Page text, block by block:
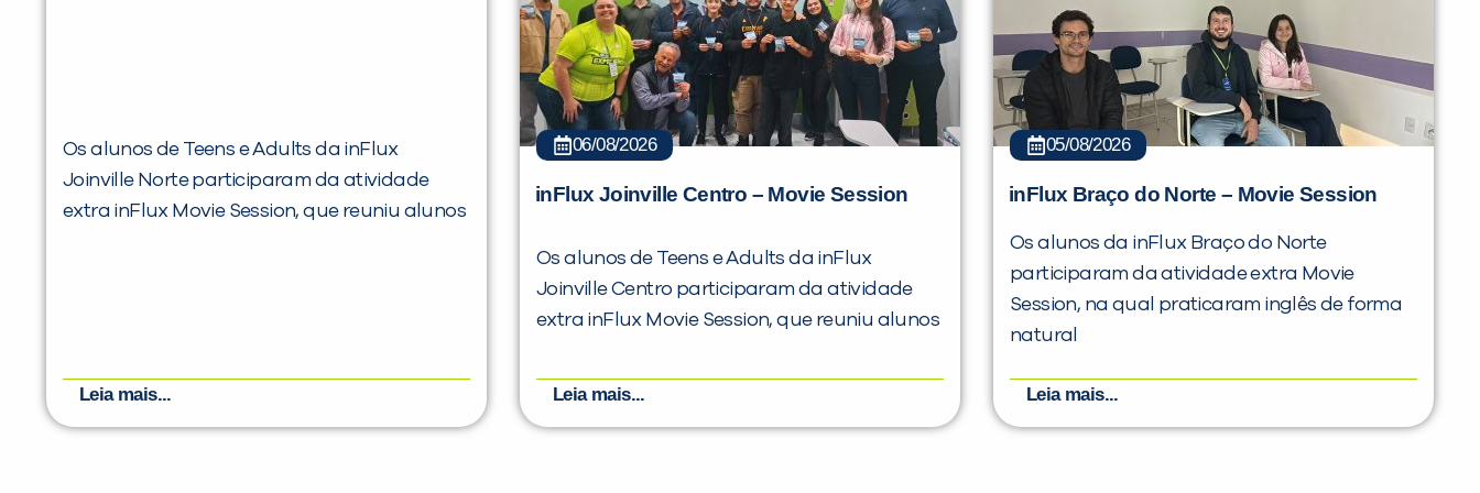
Os alunos de Teens e Adults da inFlux
Joinville Norte participaram da atividade
extra inFlux Movie Session, que reuniu alunos
Leia mais...
06/08/2026
inFlux Joinville Centro – Movie Session
Os alunos de Teens e Adults da inFlux
Joinville Centro participaram da atividade
extra inFlux Movie Session, que reuniu alunos
Leia mais...
05/08/2026
inFlux Braço do Norte – Movie Session
Os alunos da inFlux Braço do Norte
participaram da atividade extra Movie
Session, na qual praticaram inglês de forma
natural
Leia mais...